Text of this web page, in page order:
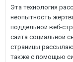
Эта технология
неопытность
поддельной веб-
сайта социальной
страницы
также с помощью